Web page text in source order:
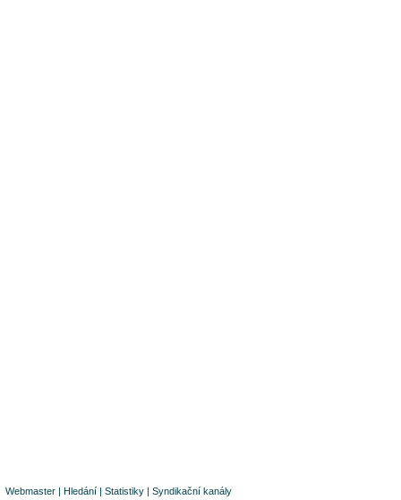
Webmaster | Hledání | Statistiky | Syndikační kanály